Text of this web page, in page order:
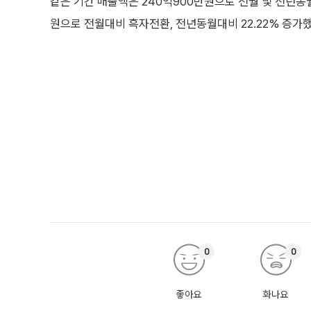
원으로 전월대비 흑자전환, 전년동월대비 22.22% 증가
좋아요
0
화나요
0